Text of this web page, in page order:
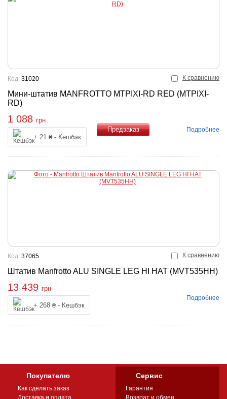
К сравнению
Мини-штатив MANFROTTO MTPIXI-RD RED (MTPIXI-
RD)
Код: 31020
1 088 грн
+ 21 ₴ - Кешбэк
Подробнее
К сравнению
Штатив Manfrotto ALU SINGLE LEG HI HAT (MVT535HH)
Код: 37065
13 439 грн
+ 268 ₴ - Кешбэк
Подробнее
Покупателю
Как сделать заказ
Доставка и оплата
Сервис
Гарантия
Возврат и обмен